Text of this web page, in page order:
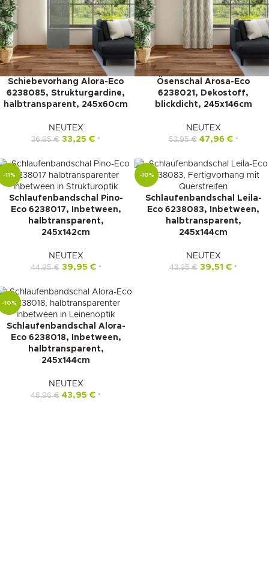
Schiebevorhang Alora-Eco
6238085, Strukturgardine,
halbtransparent, 245x60cm
NEUTEX
36,95€ 33,25 € *
Ösenschal Arosa-Eco
6238021, Dekostoff,
blickdicht, 245x146cm
NEUTEX
53,95€ 47,96 € *
-11%
Schlaufenbandschal Pino-
Eco 6238017, Inbetween,
halbtransparent,
245x142cm
NEUTEX
44,95€ 39,95 € *
-10%
Schlaufenbandschal Leila-
Eco 6238083, Inbetween,
halbtransparent,
245x144cm
NEUTEX
43,95€ 39,51 € *
-10%
Schlaufenbandschal Alora-
Eco 6238018, Inbetween,
halbtransparent,
245x144cm
NEUTEX
48,96€ 43,95 € *